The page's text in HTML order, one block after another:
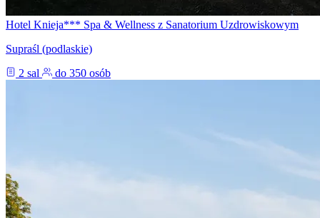
Hotel Knieja*** Spa & Wellness z Sanatorium Uzdrowiskowym
Supraśl (podlaskie)
2 sal
do 350 osób